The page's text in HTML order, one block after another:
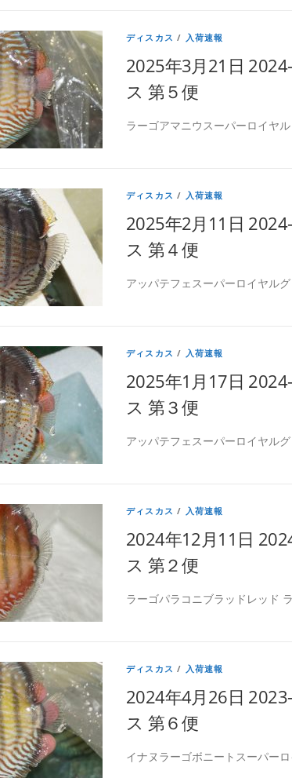
ディスカス / 入荷速報
2025年3月21日
ス 第５便
ラーゴアマニウスーパーロイヤ
ディスカス / 入荷速報
2025年2月11日
ス 第４便
アッパテフェスーパーロイヤル
ディスカス / 入荷速報
2025年1月17日
ス 第３便
アッパテフェスーパーロイヤル
ディスカス / 入荷速報
2024年12月11日
ス 第２便
ラーゴパラコニブラッドレッド
ディスカス / 入荷速報
2024年4月26日
ス 第６便
イナヌラーゴボニートスーパー